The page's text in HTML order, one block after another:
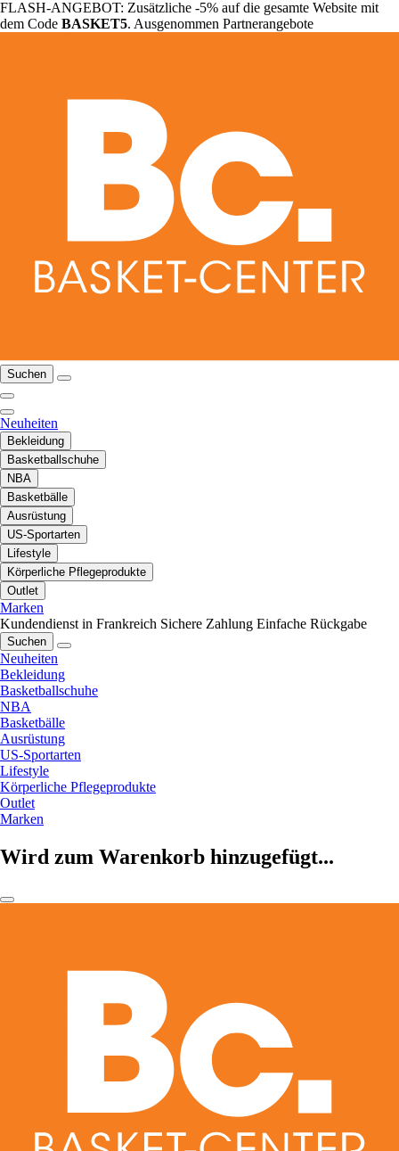
FLASH-ANGEBOT: Zusätzliche -5% auf die gesamte Website mit
dem Code BASKET5. Ausgenommen Partnerangebote
Suchen
Neuheiten
Bekleidung
Basketballschuhe
NBA
Basketbälle
Ausrüstung
US-Sportarten
Lifestyle
Körperliche Pflegeprodukte
Outlet
Marken
Kundendienst in Frankreich Sichere Zahlung Einfache Rückgabe
Suchen
Neuheiten
Bekleidung
Basketballschuhe
NBA
Basketbälle
Ausrüstung
US-Sportarten
Lifestyle
Körperliche Pflegeprodukte
Outlet
Marken
Wird zum Warenkorb hinzugefügt...